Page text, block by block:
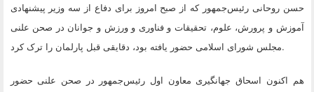
حسن روحانی رئیس‌جمهور که از صبح امروز برای دفاع از سه وزیر پیشنهادی
آموزش و پرورش، علوم، تحقیقات و فناوری و ورزش و جوانان در صحن علنی
مجلس شورای اسلامی حضور یافته بود، دقایقی قبل پارلمان را ترک کرد.
هم اکنون اسحاق جهانگیری معاون اول رئیس‌جمهور در صحن علنی حضور